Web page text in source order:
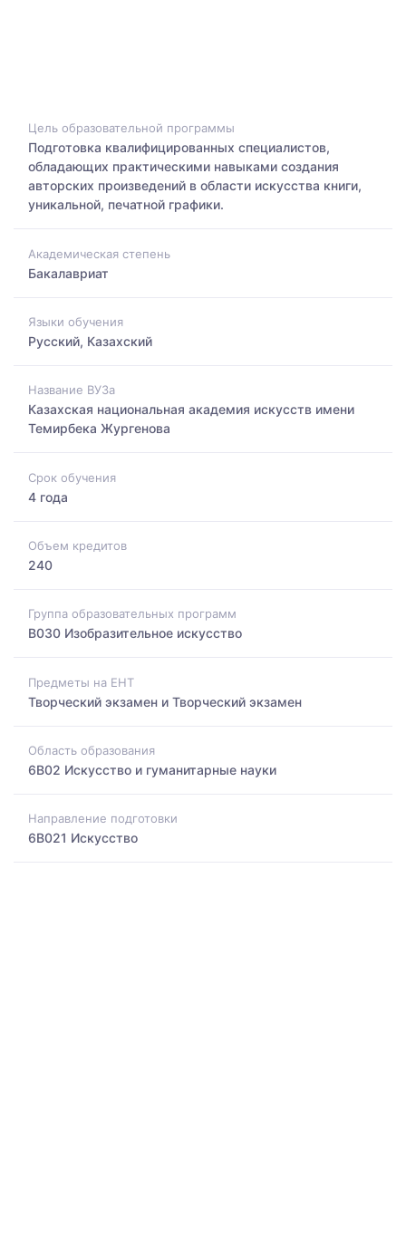
Цель образовательной программы
Подготовка квалифицированных специалистов,
обладающих практическими навыками создания
авторских произведений в области искусства книги,
уникальной, печатной графики.
Академическая степень
Бакалавриат
Языки обучения
Русский, Казахский
Название ВУЗа
Казахская национальная академия искусств имени
Темирбека Жургенова
Срок обучения
4 года
Объем кредитов
240
Группа образовательных программ
B030 Изобразительное искусство
Предметы на ЕНТ
Творческий экзамен и Творческий экзамен
Область образования
6B02 Искусство и гуманитарные науки
Направление подготовки
6B021 Искусство